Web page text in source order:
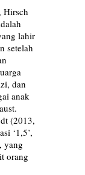
Hirsch
lahir
setelah
dan
anak
(2013,
‘1,5’,
yang
orang